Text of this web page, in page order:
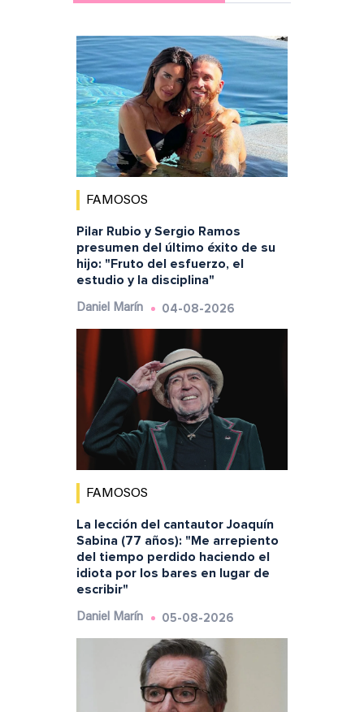
FAMOSOS
Pilar Rubio y Sergio Ramos
presumen del último éxito de su
hijo: "Fruto del esfuerzo, el
estudio y la disciplina"
Daniel Marín 04-08-2026
FAMOSOS
La lección del cantautor Joaquín
Sabina (77 años): "Me arrepiento
del tiempo perdido haciendo el
idiota por los bares en lugar de
escribir"
Daniel Marín 05-08-2026